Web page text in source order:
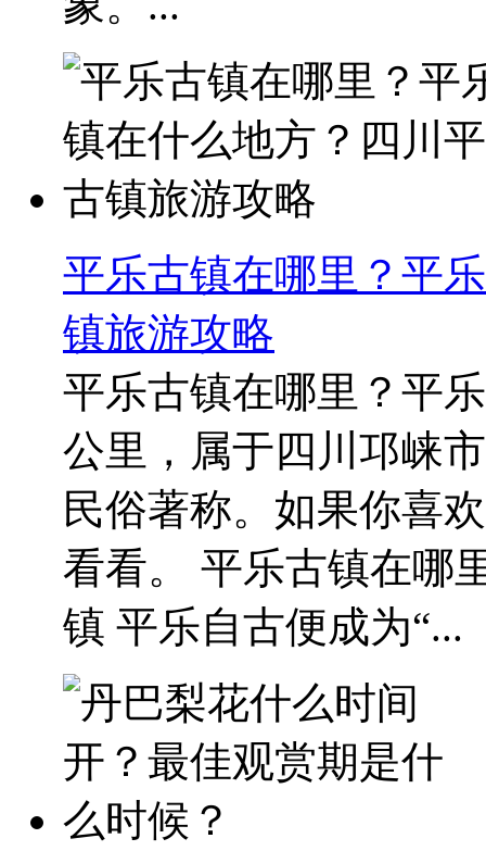
平乐古镇在哪里？平
镇旅游攻略
平乐古镇在哪里？平
公里，属于四川邛崃
民俗著称。如果你喜
看看。 平乐古镇在哪
镇 平乐自古便成为“...